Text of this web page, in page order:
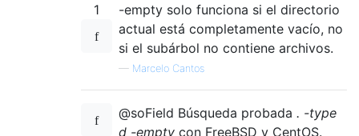
1
-empty solo funciona si el directorio
actual está completamente vacío, no
si el subárbol no contiene archivos.
— Marcelo Cantos
@soField Búsqueda probada . -type
d -empty con FreeBSD y CentOS.